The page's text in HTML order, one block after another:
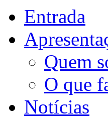
Entrada
Quem
O que
Notícias